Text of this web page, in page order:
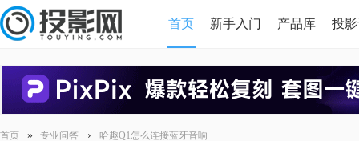
首页 新手入门 产品库 投
首页 » 专业问答 › 哈趣Q1怎么连接蓝牙音响